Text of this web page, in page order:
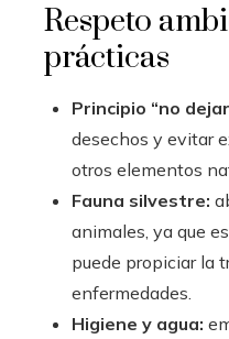
Respeto
prácticas
Principio “no
desechos y evitar
otros elementos
Fauna silvestre:
animales, ya que
puede propiciar la
enfermedades.
Higiene y agua: